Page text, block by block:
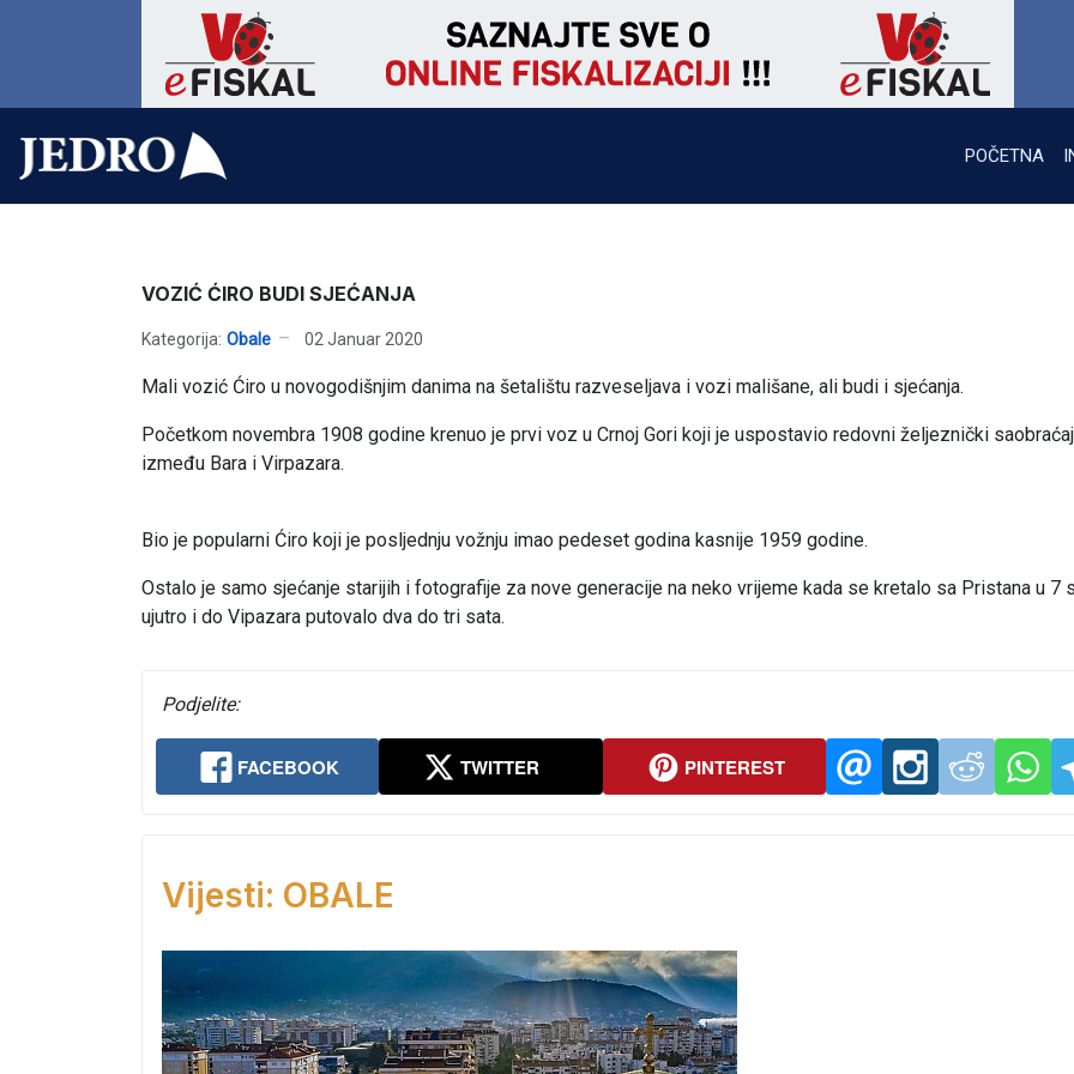
POČETNA
VOZIĆ ĆIRO BUDI SJEĆANJA
Kategorija: Obale 02 Januar 2020
Mali vozić Ćiro u novogodišnjim danima na šetalištu razveseljava i vozi mališane, ali budi i sjećanja.
Početkom novembra 1908 godine krenuo je prvi voz u Crnoj Gori koji je uspostavio redovni željeznički saobraćaj
između Bara i Virpazara.
Bio je popularni Ćiro koji je posljednju vožnju imao pedeset godina kasnije 1959 godine.
Ostalo je samo sjećanje starijih i fotografije za nove generacije na neko vrijeme kada se kretalo sa Pristana u 7
ujutro i do Vipazara putovalo dva do tri sata.
Podjelite:
FACEBOOK TWITTER PINTEREST
Vijesti: OBALE